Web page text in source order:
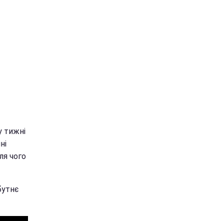
тижні
чого